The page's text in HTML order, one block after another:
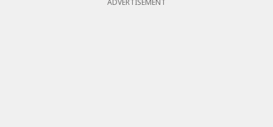
ADVERTISEMENT